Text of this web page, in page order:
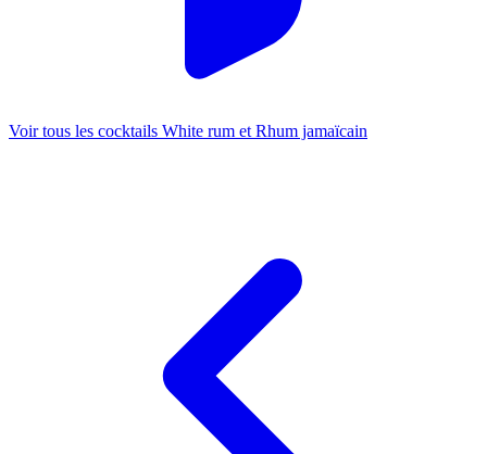
Voir tous les cocktails White rum et Rhum jamaïcain